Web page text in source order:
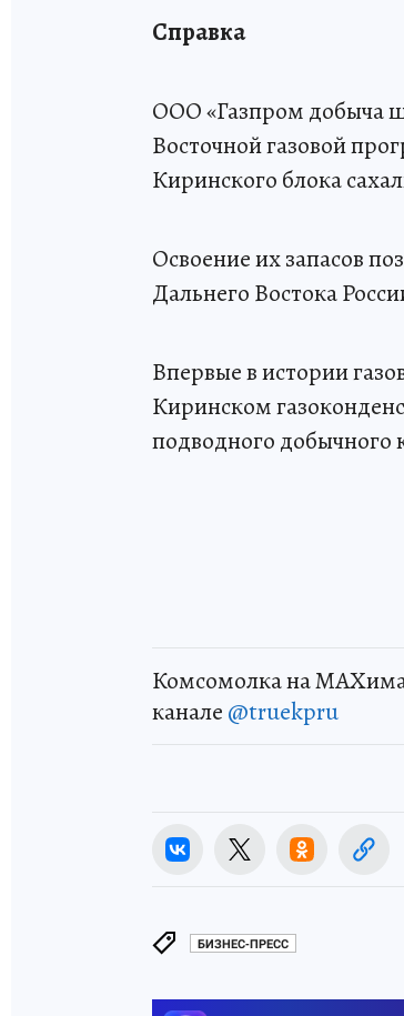
Справка
ООО «Газпром добыча
Восточной газовой
Киринского блока
Освоение их запасов
Дальнего Востока
Впервые в истории
Киринском
подводного добычного
Комсомолка на
канале @truekpru
БИЗНЕС-ПРЕСС